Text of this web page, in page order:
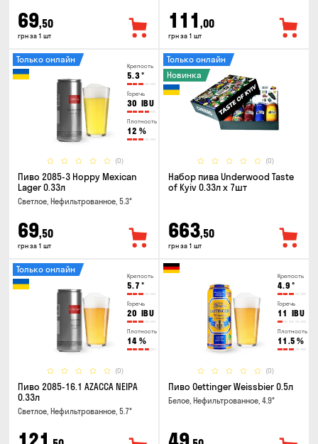
69,50
грн за 1 шт
111 ,00
грн за 1 шт
Крепость
5.3°
Горечь
30 IBU
Плотность
12 %
(0)
Только онлайн
Пиво 2085-3 Hoppy Mexican
Lager 0.33л
Светлое, Нефильтрованное, 5.3°
69,50
грн за 1 шт
(0)
Только онлайн
Новинка
Набор пива Underwood Taste
of Kyiv 0.33л x 7шт
663,50
грн за 1 шт
Крепость
5.7 °
Горечь
20 IBU
Плотность
14 %
(0)
Только онлайн
Пиво 2085-16.1 AZACCA NEIPA
0.33л
Светлое, Нефильтрованное, 5.7°
Крепость
4.9 °
Горечь
11 IBU
Плотность
11.5 %
(0)
Пиво Oettinger Weissbier 0.5л
Белое, Нефильтрованное, 4.9°